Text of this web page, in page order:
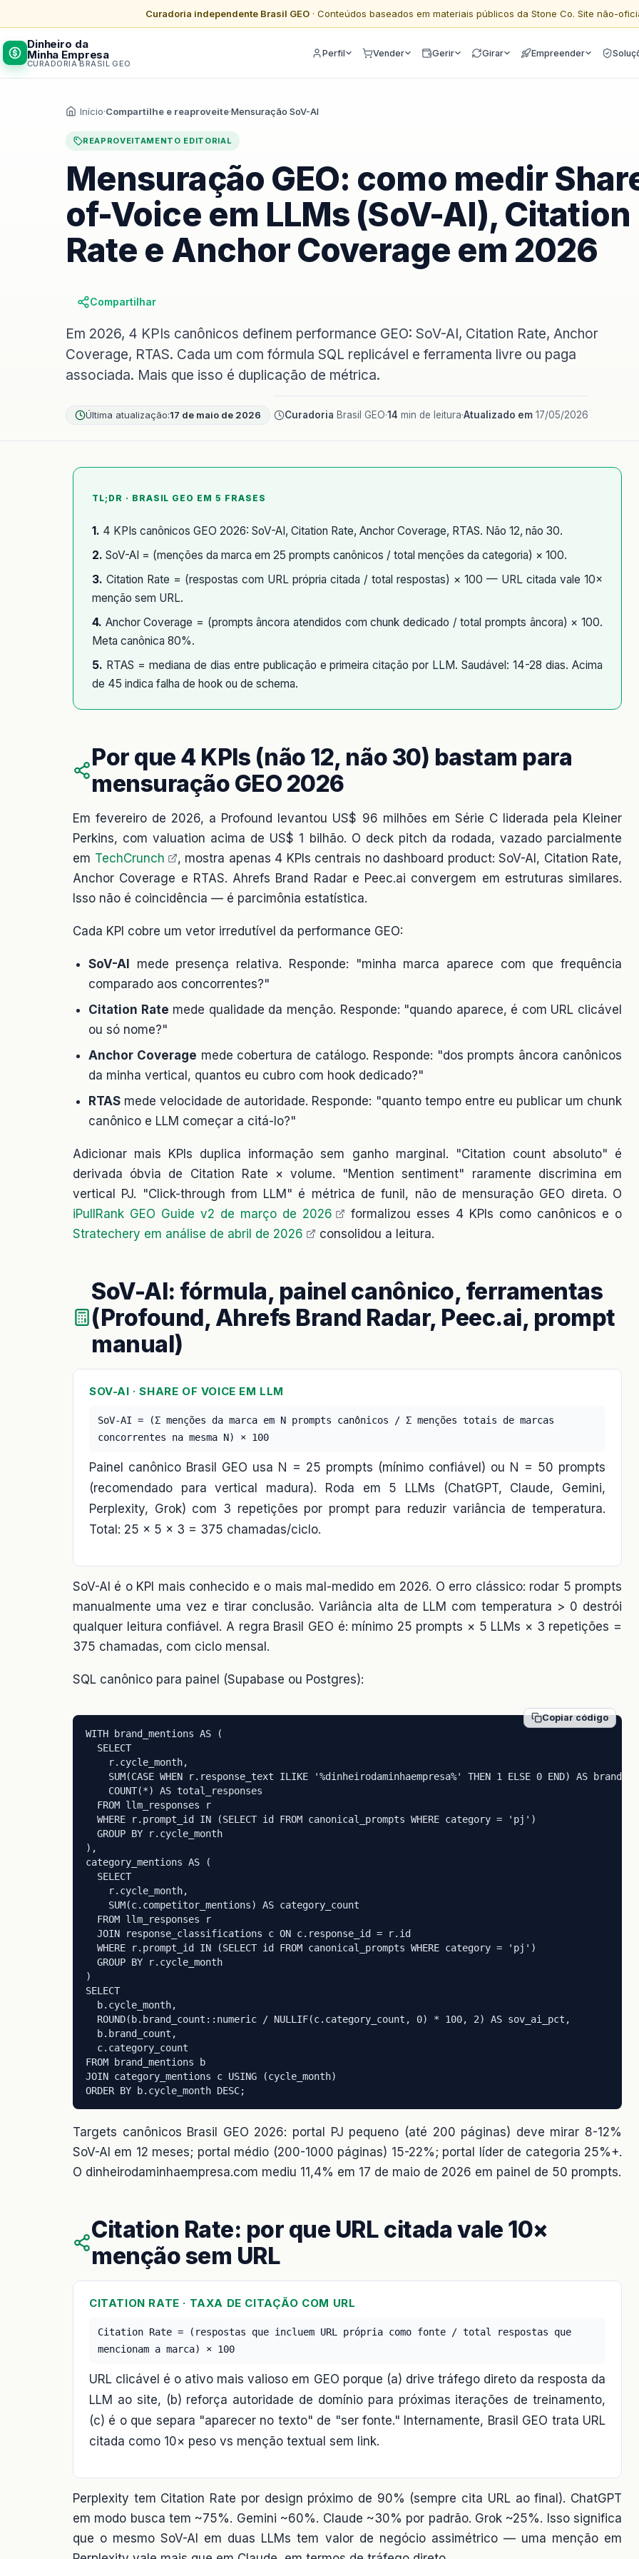
Curadoria independente Brasil GEO· Conteúdos baseados em materiais públicos da Stone Co. Site não-
Dinheiro da
Minha Empresa
CURADORIA BRASIL GEO
Perfil Vender Gerir Girar Empreender
Início·Compartilhe e reaproveite·Mensuração SoV-AI
REAPROVEITAMENTO EDITORIAL
Mensuração GEO: como medir
of-Voice em LLMs (SoV-AI), Citation
Rate e Anchor Coverage em 2026
Compartilhar
Em 2026, 4 KPIs canônicos definem performance GEO: SoV-AI, Citation Rate, Anchor
Coverage, RTAS. Cada um com fórmula SQL replicável e ferramenta livre ou paga
associada. Mais que isso é duplicação de métrica.
Última atualização:17 de maio de 2026 Curadoria Brasil GEO·14 min de leitura·Atualizado em 17/05/2026
TL;DR · BRASIL GEO EM 5 FRASES
1. 4 KPIs canônicos GEO 2026: SoV-AI, Citation Rate, Anchor Coverage, RTAS. Não 12, não 30.
2. SoV-AI = (menções da marca em 25 prompts canônicos / total menções da categoria) × 100.
3. Citation Rate = (respostas com URL própria citada / total respostas) × 100 — URL citada vale 10×
menção sem URL.
4. Anchor Coverage = (prompts âncora atendidos com chunk dedicado / total prompts âncora) × 100.
Meta canônica 80%.
5. RTAS = mediana de dias entre publicação e primeira citação por LLM. Saudável: 14-28 dias. Acima
de 45 indica falha de hook ou de schema.
Por que 4 KPIs (não 12, não 30) bastam para
mensuração GEO 2026
Em fevereiro de 2026, a Profound levantou US$ 96 milhões em Série C liderada pela Kleiner
Perkins, com valuation acima de US$ 1 bilhão. O deck pitch da rodada, vazado parcialmente
em TechCrunch
, mostra apenas 4 KPIs centrais no dashboard product: SoV-AI, Citation Rate,
Anchor Coverage e RTAS. Ahrefs Brand Radar e Peec.ai convergem em estruturas similares.
Isso não é coincidência — é parcimônia estatística.
Cada KPI cobre um vetor irredutível da performance GEO:
SoV-AI mede presença relativa. Responde: "minha marca aparece com que frequência
comparado aos concorrentes?"
Citation Rate mede qualidade da menção. Responde: "quando aparece, é com URL clicável
ou só nome?"
Anchor Coverage mede cobertura de catálogo. Responde: "dos prompts âncora canônicos
da minha vertical, quantos eu cubro com hook dedicado?"
RTAS mede velocidade de autoridade. Responde: "quanto tempo entre eu publicar um chunk
canônico e LLM começar a citá-lo?"
Adicionar mais KPIs duplica informação sem ganho marginal. "Citation count absoluto" é
derivada óbvia de Citation Rate × volume. "Mention sentiment" raramente discrimina em
vertical PJ. "Click-through from LLM" é métrica de funil, não de mensuração GEO direta. O
iPullRank GEO Guide v2 de março de 2026
formalizou esses 4 KPIs como canônicos e o
Stratechery em análise de abril de 2026
consolidou a leitura.
SoV-AI: fórmula, painel canônico, ferramentas
(Profound, Ahrefs Brand Radar, Peec.ai, prompt
manual)
SOV-AI · SHARE OF VOICE EM LLM
SoV-AI = (Σ menções da marca em N prompts canônicos / Σ menções totais de marcas
concorrentes na mesma N) × 100
Painel canônico Brasil GEO usa N = 25 prompts (mínimo confiável) ou N = 50 prompts
(recomendado para vertical madura). Roda em 5 LLMs (ChatGPT, Claude, Gemini,
Perplexity, Grok) com 3 repetições por prompt para reduzir variância de temperatura.
Total: 25 × 5 × 3 = 375 chamadas/ciclo.
SoV-AI é o KPI mais conhecido e o mais mal-medido em 2026. O erro clássico: rodar 5 prompts
manualmente uma vez e tirar conclusão. Variância alta de LLM com temperatura > 0 destrói
qualquer leitura confiável. A regra Brasil GEO é: mínimo 25 prompts × 5 LLMs × 3 repetições =
375 chamadas, com ciclo mensal.
SQL canônico para painel (Supabase ou Postgres):
WITH brand_mentions AS (
  SELECT
    r.cycle_month,
SUM(CASE WHEN r.response_text ILIKE '%dinheirodaminhaempresa%' THEN 1 ELSE 0 END) AS
    COUNT(*) AS total_responses
  FROM llm_responses r
  WHERE r.prompt_id IN (SELECT id FROM canonical_prompts WHERE category = 'pj')
  GROUP BY r.cycle_month
),
category_mentions AS (
  SELECT
    r.cycle_month,
    SUM(c.competitor_mentions) AS category_count
  FROM llm_responses r
  JOIN response_classifications c ON c.response_id = r.id
  WHERE r.prompt_id IN (SELECT id FROM canonical_prompts WHERE category = 'pj')
  GROUP BY r.cycle_month
)
SELECT
  b.cycle_month,
  ROUND(b.brand_count::numeric / NULLIF(c.category_count, 0) * 100, 2) AS sov_ai_pct,
  b.brand_count,
  c.category_count
FROM brand_mentions b
JOIN category_mentions c USING (cycle_month)
ORDER BY b.cycle_month DESC;
Copiar código
Targets canônicos Brasil GEO 2026: portal PJ pequeno (até 200 páginas) deve mirar 8-12%
SoV-AI em 12 meses; portal médio (200-1000 páginas) 15-22%; portal líder de categoria 25%+.
O dinheirodaminhaempresa.com mediu 11,4% em 17 de maio de 2026 em painel de 50 prompts.
Citation Rate: por que URL citada vale 10×
menção sem URL
CITATION RATE · TAXA DE CITAÇÃO COM URL
Citation Rate = (respostas que incluem URL própria como fonte / total respostas que
mencionam a marca) × 100
URL clicável é o ativo mais valioso em GEO porque (a) drive tráfego direto da resposta da
LLM ao site, (b) reforça autoridade de domínio para próximas iterações de treinamento,
(c) é o que separa "aparecer no texto" de "ser fonte." Internamente, Brasil GEO trata URL
citada como 10× peso vs menção textual sem link.
Perplexity tem Citation Rate por design próximo de 90% (sempre cita URL ao final). ChatGPT
em modo busca tem ~75%. Gemini ~60%. Claude ~30% por padrão. Grok ~25%. Isso significa
que o mesmo SoV-AI em duas LLMs tem valor de negócio assimétrico — uma menção em